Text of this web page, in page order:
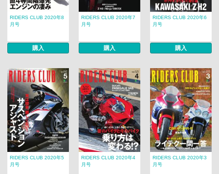
RIDERS CLUB 2020年8
月号
購入
RIDERS CLUB 2020年7
月号
購入
RIDERS CLUB 2020年6
月号
購入
RIDERS CLUB 2020年5
月号
RIDERS CLUB 2020年4
月号
RIDERS CLUB 2020年3
月号